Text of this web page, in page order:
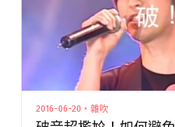
2016-06-20・雜吹